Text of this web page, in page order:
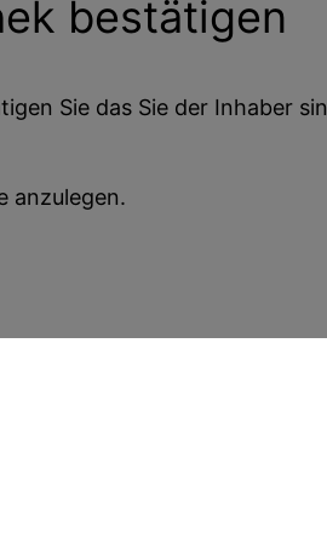
bestätigen
Sie das Sie der Inhaber
anzulegen.